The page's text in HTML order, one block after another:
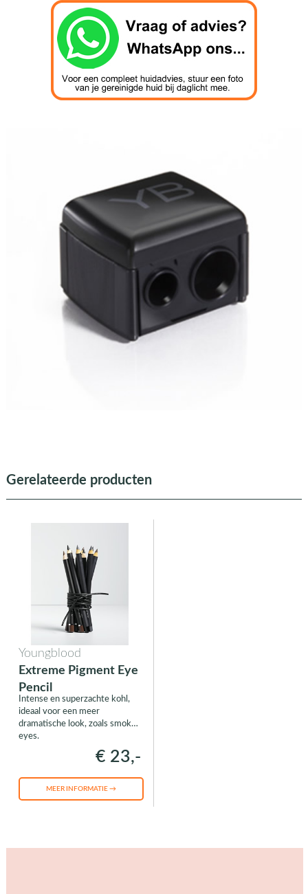
Gerelateerde producten
Youngblood
Extreme Pigment Eye
Pencil
Intense en superzachte kohl,
ideaal voor een meer
dramatische look, zoals smokey
eyes.
€ 23,-
MEER INFORMATIE →